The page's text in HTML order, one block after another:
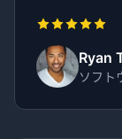
Ryan
ソフト